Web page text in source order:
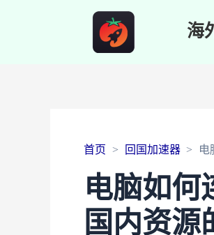
海
首页 回国加速器 电
电脑如何
国内资源